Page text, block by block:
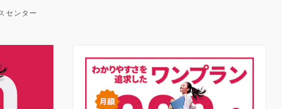
センター